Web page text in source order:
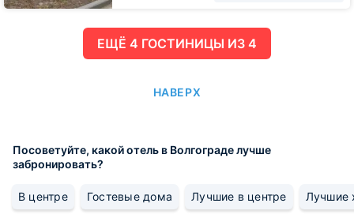
ЕЩË 4 ГОСТИНИЦЫ ИЗ 4
НАВЕРХ
Посоветуйте, какой отель в Волгограде лучше
забронировать?
В центре Гостевые дома Лучшие в центре Лучшие